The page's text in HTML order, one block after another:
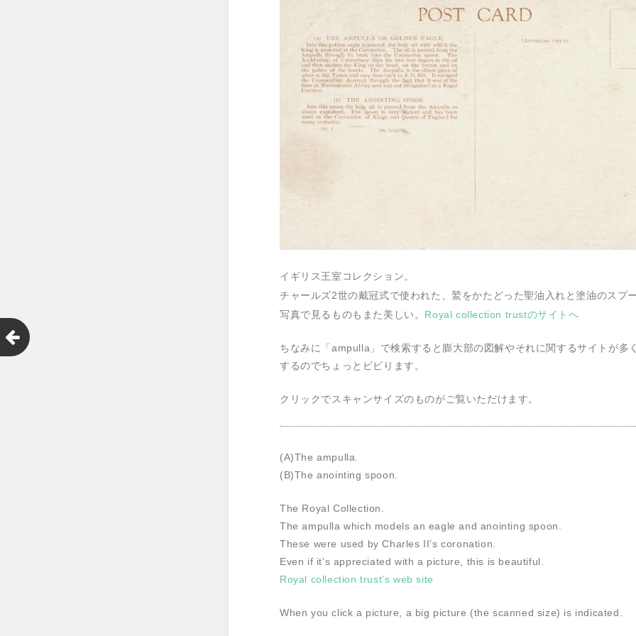
イギリス王室コレクション。
チャールズ2世の戴冠式で使われた、鷲をかたどった聖油入れと塗油のスプ
写真で見るものもまた美しい。 Royal collection trustのサイトへ
ちなみに「ampulla」で検索すると膨大部の図解やそれに関するサイトが多
するのでちょっとビビります。
クリックでスキャンサイズのものがご覧いただけます。
(A)The ampulla.
(B)The anointing spoon.
The Royal Collection.
The ampulla which models an eagle and anointing spoon.
These were used by Charles II’s coronation.
Even if it’s appreciated with a picture, this is beautiful.
Royal collection trust’s web site
When you click a picture, a big picture (the scanned size) is indicated.